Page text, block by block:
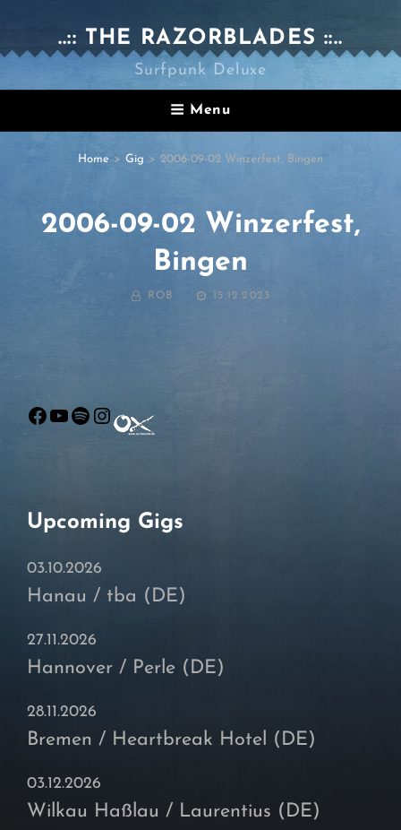
..:: THE RAZORBLADES ::..
Surfpunk Deluxe
Menu
Home > Gig > 2006-09-02 Winzerfest, Bingen
2006-09-02 Winzerfest,
Bingen
BY ROB
POSTED
15.12.2023
Facebook
YouTube
Spotify
Instagram
Upcoming Gigs
03.10.2026
Hanau / tba (DE)
27.11.2026
Hannover / Perle (DE)
28.11.2026
Bremen / Heartbreak Hotel (DE)
03.12.2026
Wilkau Haßlau / Laurentius (DE)